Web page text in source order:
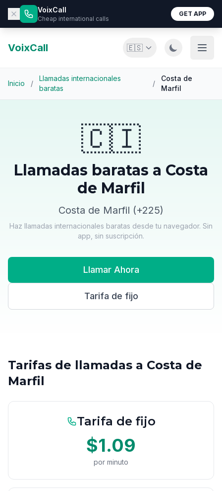
VoixCall
Cheap international calls
GET APP
VoixCall 🇪🇸
Inicio /
Llamadas internacionales
baratas
/
Costa de
Marfil
🇨🇮
Llamadas baratas a Costa
de Marfil
Costa de Marfil (+225)
Haz llamadas internacionales baratas desde tu navegador. Sin
app, sin suscripción.
Llamar Ahora
Tarifa de fijo
Tarifas de llamadas a Costa de
Marfil
Tarifa de fijo
$1.09
por minuto